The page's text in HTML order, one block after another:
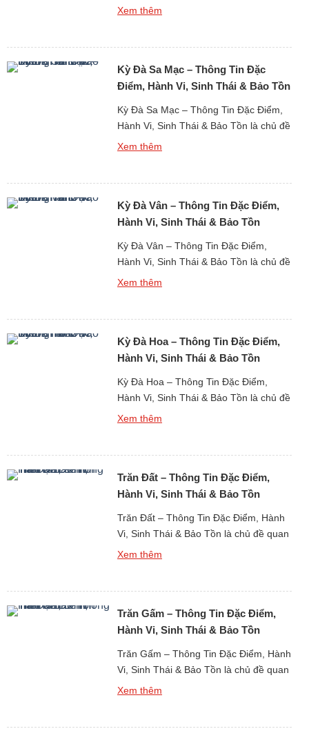
nhiều giá trị khoa học và sinh thái trong
nhất còn tồn tại trên […]
Xem thêm
Kỳ Đà Sa Mạc – Thông Tin Đặc
Điểm, Hành Vi, Sinh Thái & Bảo Tồn
Kỳ Đà Sa Mạc – Thông Tin Đặc Điểm,
Hành Vi, Sinh Thái & Bảo Tồn là chủ đề
thu hút sự quan tâm lớn trong nghiên
bò sát thích […]
Xem thêm
Kỳ Đà Vân – Thông Tin Đặc Điểm,
Hành Vi, Sinh Thái & Bảo Tồn
Kỳ Đà Vân – Thông Tin Đặc Điểm,
Hành Vi, Sinh Thái & Bảo Tồn là chủ đề
quan trọng khi nghiên cứu về thế giới
nhất trong […]
Xem thêm
Kỳ Đà Hoa – Thông Tin Đặc Điểm,
Hành Vi, Sinh Thái & Bảo Tồn
Kỳ Đà Hoa – Thông Tin Đặc Điểm,
Hành Vi, Sinh Thái & Bảo Tồn là chủ đề
thu hút sự quan tâm lớn khi nghiên cứu
Nam […]
Xem thêm
Trăn Đất – Thông Tin Đặc Điểm,
Hành Vi, Sinh Thái & Bảo Tồn
Trăn Đất – Thông Tin Đặc Điểm, Hành
Vi, Sinh Thái & Bảo Tồn là chủ đề quan
trọng khi tìm hiểu về thế giới động vật
Nam […]
Xem thêm
Trăn Gấm – Thông Tin Đặc Điểm,
Hành Vi, Sinh Thái & Bảo Tồn
Trăn Gấm – Thông Tin Đặc Điểm, Hành
Vi, Sinh Thái & Bảo Tồn là chủ đề quan
trọng khi tìm hiểu về thế giới động vật
Xem thêm